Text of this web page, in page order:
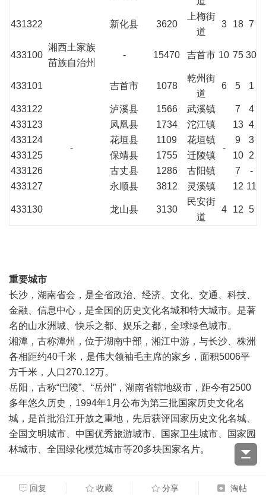
431322 新化县 3620
上梅街
道
3 18 7
433100
湘西土家族
苗族自治州
- 15470 吉首市 10 75 30
433101
-
吉首市 1078
乾州街
道
6 5 1
433122 泸溪县 1566 武溪镇
-
7
4
433123
凤凰县 1734 沱江镇 13 4
433124
花垣县 1109 花垣镇 9
3
433125
保靖县 1755 迁陵镇 10
2
433126
古丈县 1286 古阳镇 7
-
433127
永顺县 3812 灵溪镇 12 11
433130 龙山县 3130
民安街
道
4 12 5
重要城市
长沙，湖南省会，是全省政治、经济、文化、交通、科技、
金融、信息中心，是全国的历史文化名城和特大城市。是著
名的山水洲城、快乐之都、娱乐之都，全球绿色城市。
湘潭，古称潭州，位于湖南中部，湘江中游，与长沙、株洲
各相距约40千米，是伟大领袖毛主席的家乡，面积5006平
方千米，人口270.12万。
岳阳，古称“巴陵”、“岳州”，湖南省辖地级市，距今有2500
多年悠久历史，1994年1月公布为第三批国家历史文化名
城，是首批沿江开放之重地，先后获评国家历史文化名城、
全国文明城市、中国优秀旅游城市、国家卫生城市、国家园
林城市、全国绿化模范城市等20多块国家名片。
回复 收藏 分享 淘帖